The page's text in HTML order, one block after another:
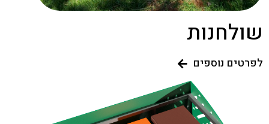
שולחנות
לפרטים נוספים